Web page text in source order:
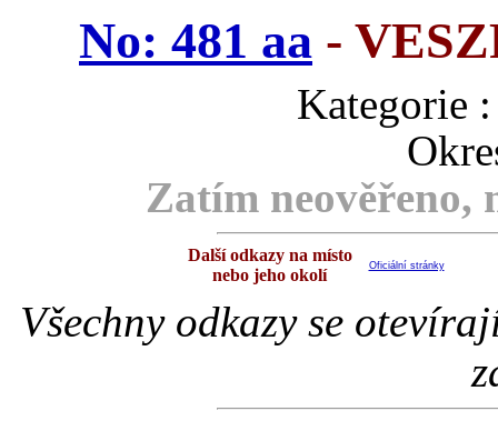
No: 481 aa -
Kategorie
Zatím
Další odkazy na místo
nebo jeho okolí
Oficiální stránky
Všechny odkazy se